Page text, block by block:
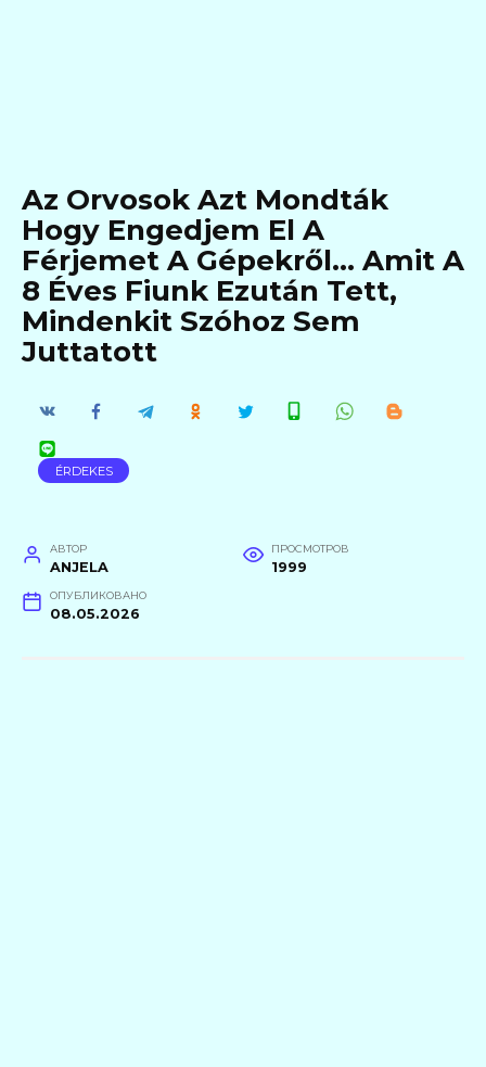
Az Orvosok Azt Mondták
Hogy Engedjem El A
Férjemet A Gépekről… Amit A
8 Éves Fiunk Ezután Tett,
Mindenkit Szóhoz Sem
Juttatott
ÉRDEKES
АВТОР
ANJELA
ПРОСМОТРОВ
1999
ОПУБЛИКОВАНО
08.05.2026